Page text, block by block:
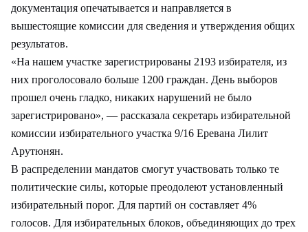
документация опечатывается и направляется в
вышестоящие комиссии для сведения и утверждения общих
результатов.
«На нашем участке зарегистрированы 2193 избирателя, из
них проголосовало больше 1200 граждан. День выборов
прошел очень гладко, никаких нарушений не было
зарегистрировано», — рассказала секретарь избирательной
комиссии избирательного участка 9/16 Еревана Лилит
Арутюнян.
В распределении мандатов смогут участвовать только те
политические силы, которые преодолеют установленный
избирательный порог. Для партий он составляет 4%
голосов. Для избирательных блоков, объединяющих до трех